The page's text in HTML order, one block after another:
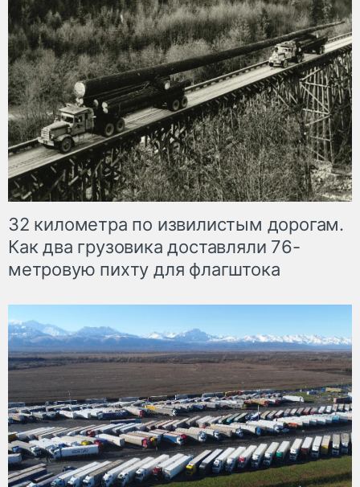
32 километра по извилистым дорогам.
Как два грузовика доставляли 76-
метровую пихту для флагштока